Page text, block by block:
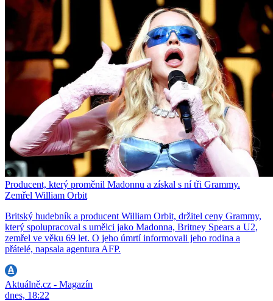
Producent, který proměnil Madonnu a získal s ní tři Grammy.
Zemřel William Orbit
Britský hudebník a producent William Orbit, držitel ceny Grammy,
který spolupracoval s umělci jako Madonna, Britney Spears a U2,
zemřel ve věku 69 let. O jeho úmrtí informovali jeho rodina a
přátelé, napsala agentura AFP.
Aktuálně.cz - Magazín
dnes, 18:22